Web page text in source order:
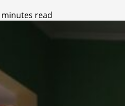
minutes read